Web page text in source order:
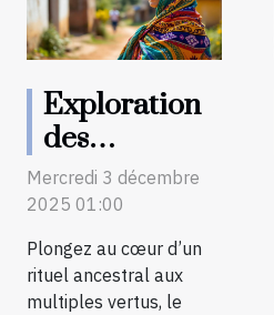
Exploration
des
traditions et
bienfaits du
rituel Rebozo
?
Mercredi 3 décembre
2025 01:00
Plongez au cœur d’un
rituel ancestral aux
multiples vertus, le